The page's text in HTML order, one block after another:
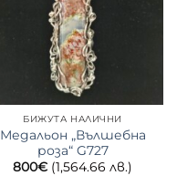
БИЖУТА НАЛИЧНИ
Медальон „Вълшебна
роза“ G727
800€ (1,564.66 лв.)